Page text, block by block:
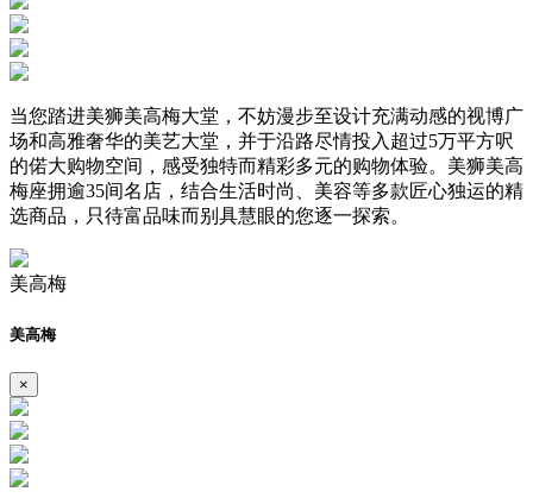
当您踏进美狮美高梅大堂，不妨漫步至设计充满动感的视博广
场和高雅奢华的美艺大堂，并于沿路尽情投入超过5万平方呎
的偌大购物空间，感受独特而精彩多元的购物体验。美狮美高
梅座拥逾35间名店，结合生活时尚、美容等多款匠心独运的精
选商品，只待富品味而别具慧眼的您逐一探索。
美高梅
美高梅
×